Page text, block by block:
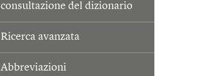
consultazione del dizionario
Ricerca avanzata
Abbreviazioni